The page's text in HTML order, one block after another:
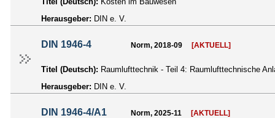
Herausgeber: DIN e. V.
DIN 1946-4 Norm, 2018-09 [AKTUELL]
Titel (Deutsch): Raumlufttechnik - Teil 4: Raumlufttechnische
Herausgeber: DIN e. V.
DIN 1946-4/A1 Norm, 2025-11 [AKTUELL]